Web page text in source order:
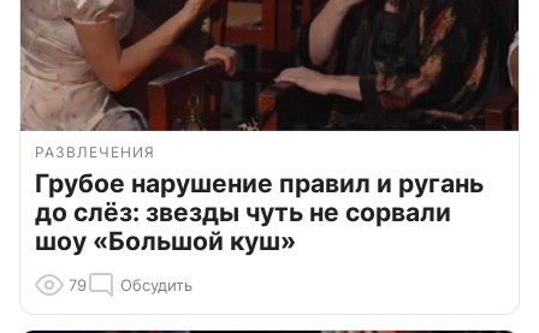
РАЗВЛЕЧЕНИЯ
Грубое нарушение правил и ругань
до слёз: звезды чуть не сорвали
шоу «Большой куш»
79 Обсудить